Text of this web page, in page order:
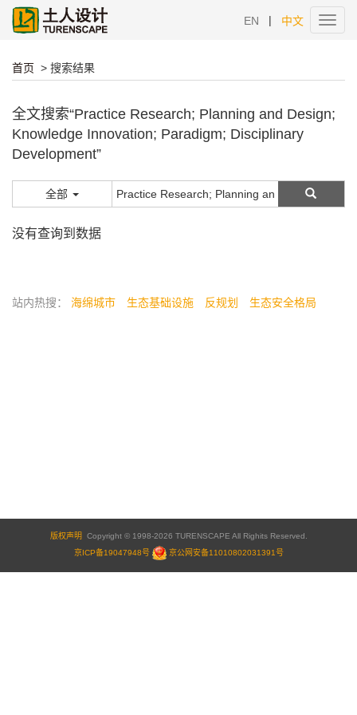
EN | 中文
首页 > 搜索结果
全文搜索“Practice Research; Planning and Design;
Knowledge Innovation; Paradigm; Disciplinary
Development”
全部
没有查询到数据
站内热搜： 海绵城市 生态基础设施 反规划 生态安全格局
版权声明 Copyright © 1998-2026 TURENSCAPE All Righits Reserved.
京ICP备19047948号
京公网安备11010802031391号